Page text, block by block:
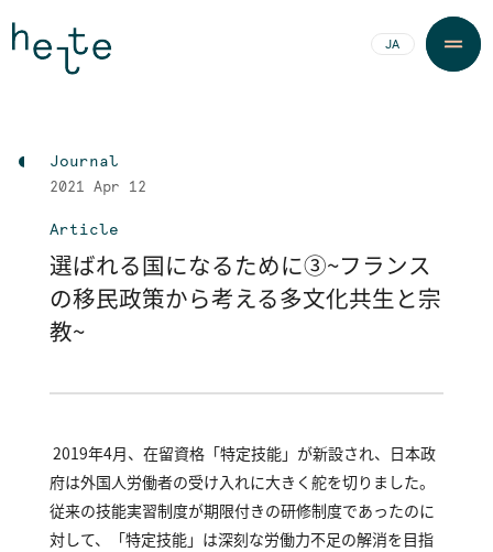
JA
Journal
2021 Apr 12
Article
選ばれる国になるために③～フランス
の移民政策から考える多文化共生と宗
教～
2019年4月、在留資格「特定技能」が新設され、日本政
府は外国人労働者の受け入れに大きく舵を切りました。
従来の技能実習制度が期限付きの研修制度であったのに
対して、「特定技能」は深刻な労働力不足の解消を目指